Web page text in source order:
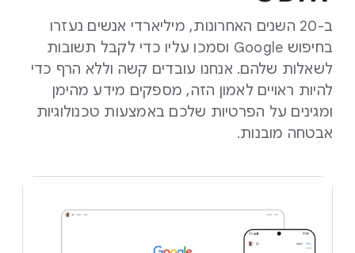
ב-20 השנים האחרונות, מיליארדי אנשים נעזרו
בחיפוש Google וסמכו עליו כדי לקבל תשובות
לשאלות שלהם. אנחנו עובדים קשה וללא הרף כדי
להיות ראויים לאמון הזה, מספקים מידע מהימן
ומגינים על הפרטיות שלכם באמצעות טכנולוגיות
אבטחה מובנות.